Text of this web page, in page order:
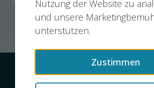
Nutzung der Website zu
und unsere
unterstützen.
Zustimmen